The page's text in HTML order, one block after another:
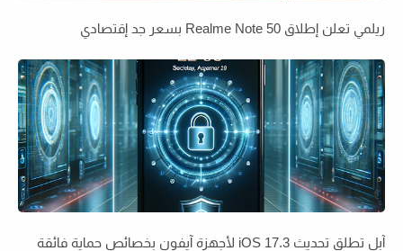
ريلمي تعلن إطلاق Realme Note 50 بسعر جد إقتصادي
آبل تطلق تحديث iOS 17.3 لأجهزة آيفون بخصائص حماية فائقة